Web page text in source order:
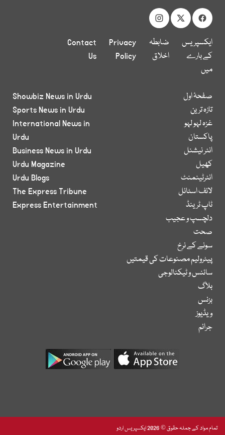
ایکسپریس
کے بارے
میں
ضابطہ
اخلاق
Privacy
Policy
Contact
Us
صفحۂ اول
تازہ ترین
غزہ لہو لہو
پاکستان
انٹر نیشنل
کھیل
انٹرٹینمنٹ
لائف اسٹائل
ٹاپ ٹرینڈ
دلچسپ و عجیب
صحت
سونے کے نرخ
پیٹرولیم مصنوعات کی قیمتیں
سائنس و ٹیکنالوجی
بلاگ
بزنس
ویڈیوز
جرائم
Showbiz News in Urdu
Sports News in Urdu
International News in
Urdu
Business News in Urdu
Urdu Magazine
Urdu Blogs
The Express Tribune
Express Entertainment
تمام مواد کے جملہ حقوق © 2026 ایکسپریس اردو